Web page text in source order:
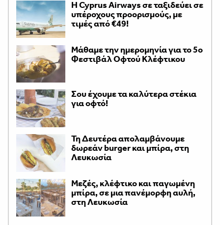
H Cyprus Airways σε ταξιδεύει σε
υπέροχους προορισμούς, με
τιμές από €49!
Μάθαμε την ημερομηνία για το 5ο
Φεστιβάλ Οφτού Κλέφτικου
Σου έχουμε τα καλύτερα στέκια
για οφτό!
Τη Δευτέρα απολαμβάνουμε
δωρεάν burger και μπίρα, στη
Λευκωσία
Μεζές, κλέφτικο και παγωμένη
μπίρα, σε μια πανέμορφη αυλή,
στη Λευκωσία